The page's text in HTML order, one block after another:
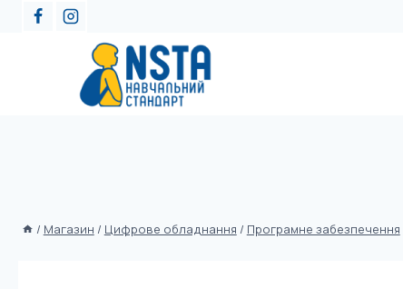
/ Магазин / Цифрове обладнання / Програмне забезпечення